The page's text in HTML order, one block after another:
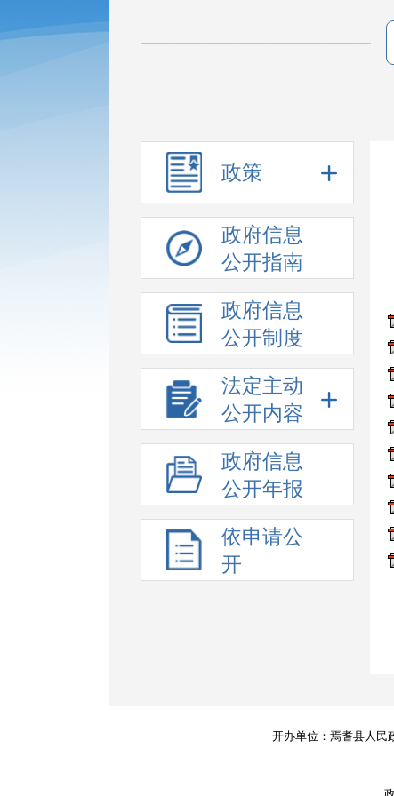
政策
政府信息
公开指南
政府信息
公开制度
法定主动
公开内容
政府信息
公开年报
依申请公
开
开办单位：焉耆县人民